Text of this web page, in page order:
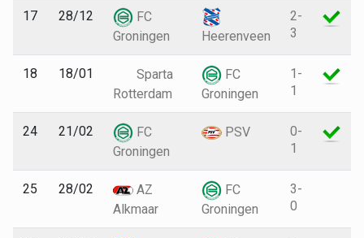
17 28/12
FC
Groningen
Heerenveen
2-
3
18 18/01
Sparta
Rotterdam
FC
Groningen
1-
1
24 21/02
FC
Groningen
PSV
0-
1
25 28/02
AZ
Alkmaar
FC
Groningen
3-
0